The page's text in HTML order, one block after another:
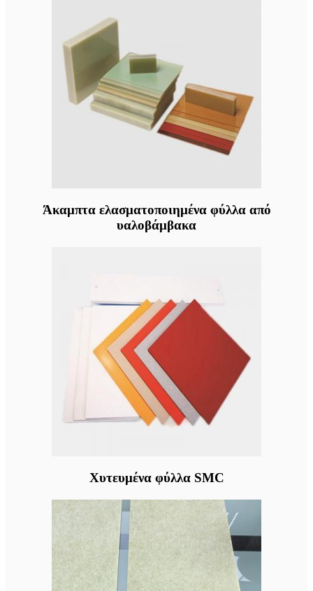
Άκαμπτα ελασματοποιημένα φύλλα από
υαλοβάμβακα
Χυτευμένα φύλλα SMC